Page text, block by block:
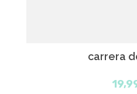
carrera